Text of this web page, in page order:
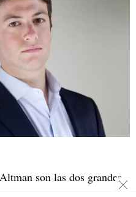
son las dos grandes